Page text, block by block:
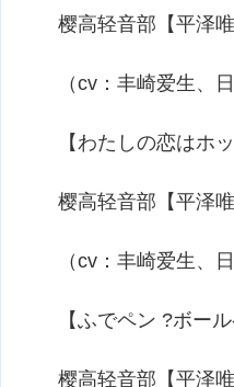
樱高轻音部【平泽唯
（cv：丰崎爱生、日
【わたしの恋はホッ
樱高轻音部【平泽唯
（cv：丰崎爱生、日
【ふでペン ?ボール
樱高轻音部【平泽唯